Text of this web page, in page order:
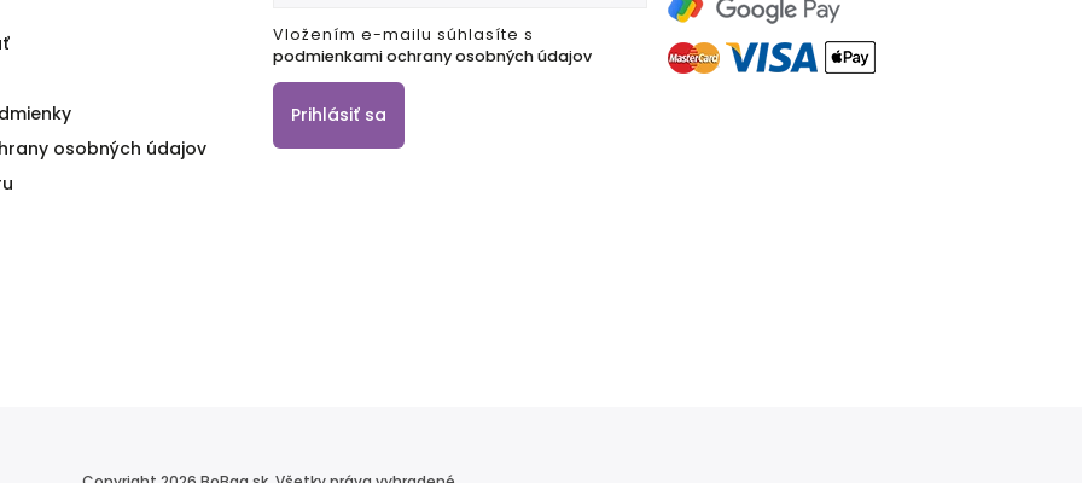
osobných údajov
Vložením e-mailu súhlasíte s
podmienkami ochrany osobných údajov
Prihlásiť sa